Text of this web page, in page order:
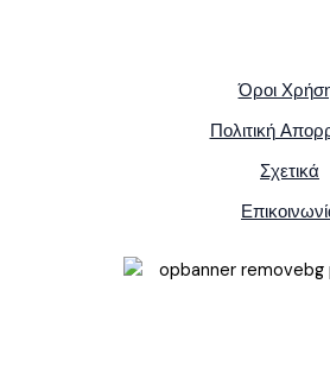
Όροι
Πολιτική
Σχετικά